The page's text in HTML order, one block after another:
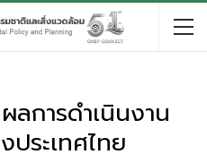
ลการดำเนินงาน
ระเทศไทย